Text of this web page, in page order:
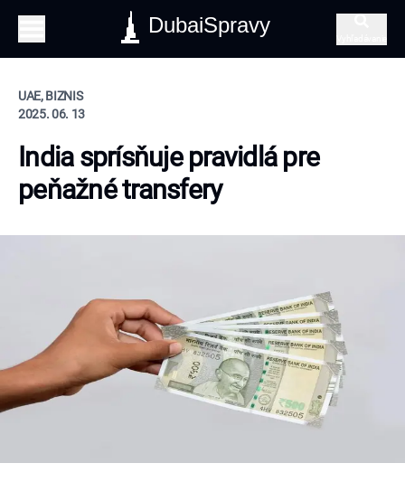
DubaiSpravy
UAE, BIZNIS
2025. 06. 13
India sprísňuje pravidlá pre
peňažné transfery